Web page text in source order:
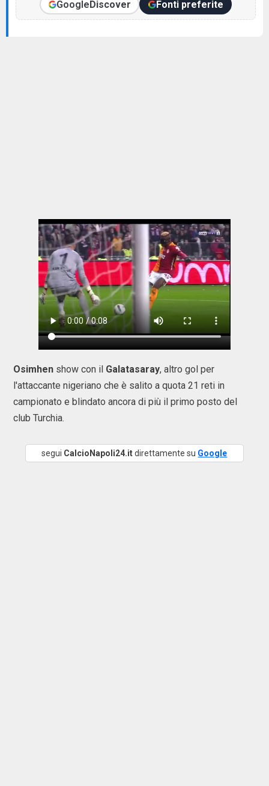
GoogleDiscover Fonti preferite
Osimhen show con il Galatasaray, altro gol per
l'attaccante nigeriano che è salito a quota 21 reti in
campionato e blindato ancora di più il primo posto del
club Turchia.
segui CalcioNapoli24.itdirettamente su Google